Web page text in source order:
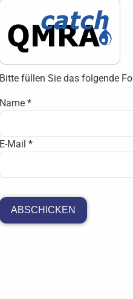
Bitte füllen Sie das folgende
Name *
E-Mail *
ABSCHICKEN